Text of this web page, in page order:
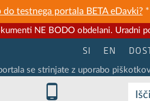
testnega portala BETA eDavki?
NE BODO obdelani. Uradni
SI EN
se strinjate z uporabo
Išči